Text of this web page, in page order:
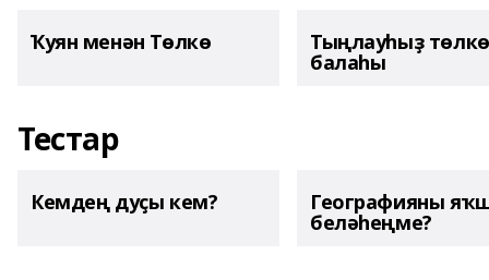
Ҡуян менән Төлкө Тыңлауһыҙ төлкө
балаһы
Тестар
Кемдең дуҫы кем? Географияны
беләһеңме?